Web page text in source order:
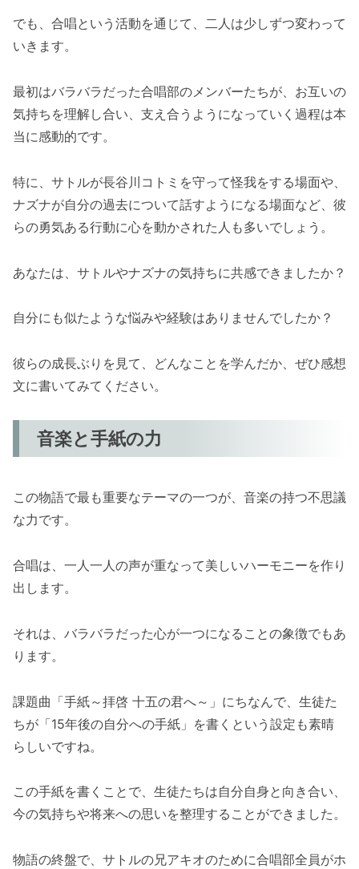
でも、合唱という活動を通じて、二人は少しずつ変わって
いきます。
最初はバラバラだった合唱部のメンバーたちが、お互いの
気持ちを理解し合い、支え合うようになっていく過程は本
当に感動的です。
特に、サトルが長谷川コトミを守って怪我をする場面や、
ナズナが自分の過去について話すようになる場面など、彼
らの勇気ある行動に心を動かされた人も多いでしょう。
あなたは、サトルやナズナの気持ちに共感できましたか？
自分にも似たような悩みや経験はありませんでしたか？
彼らの成長ぶりを見て、どんなことを学んだか、ぜひ感想
文に書いてみてください。
音楽と手紙の力
この物語で最も重要なテーマの一つが、音楽の持つ不思議
な力です。
合唱は、一人一人の声が重なって美しいハーモニーを作り
出します。
それは、バラバラだった心が一つになることの象徴でもあ
ります。
課題曲「手紙～拝啓 十五の君へ～」にちなんで、生徒た
ちが「15年後の自分への手紙」を書くという設定も素晴
らしいですね。
この手紙を書くことで、生徒たちは自分自身と向き合い、
今の気持ちや将来への思いを整理することができました。
物語の終盤で、サトルの兄アキオのために合唱部全員がホ